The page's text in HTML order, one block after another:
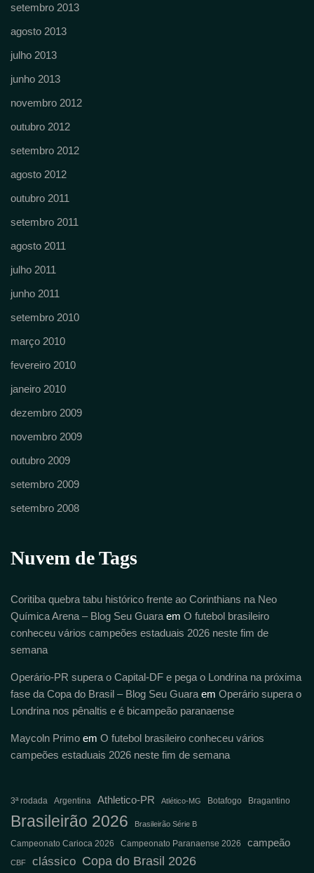
setembro 2013
agosto 2013
julho 2013
junho 2013
novembro 2012
outubro 2012
setembro 2012
agosto 2012
outubro 2011
setembro 2011
agosto 2011
julho 2011
junho 2011
setembro 2010
março 2010
fevereiro 2010
janeiro 2010
dezembro 2009
novembro 2009
outubro 2009
setembro 2009
setembro 2008
Nuvem de Tags
Coritiba quebra tabu histórico frente ao Corinthians na Neo
Química Arena – Blog Seu Guara em O futebol brasileiro
conheceu vários campeões estaduais 2026 neste fim de
semana
Operário-PR supera o Capital-DF e pega o Londrina na próxima
fase da Copa do Brasil – Blog Seu Guara em Operário supera o
Londrina nos pênaltis e é bicampeão paranaense
Maycoln Primo em O futebol brasileiro conheceu vários
campeões estaduais 2026 neste fim de semana
3ª rodada Argentina Athletico-PR Atlético-MG Botafogo Bragantino
Brasileirão 2026 Brasileirão Série B
Campeonato Carioca 2026 Campeonato Paranaense 2026 campeão
CBF clássico Copa do Brasil 2026